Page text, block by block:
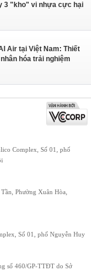
3 "kho" vi nhựa cực hại
Air tại Việt Nam: Thiết
hóa trải nghiệm
Complex, Số 01, phố
Phường Xuân Hòa,
Số 01, phố Nguyễn Huy
số 460/GP-TTĐT do Sở